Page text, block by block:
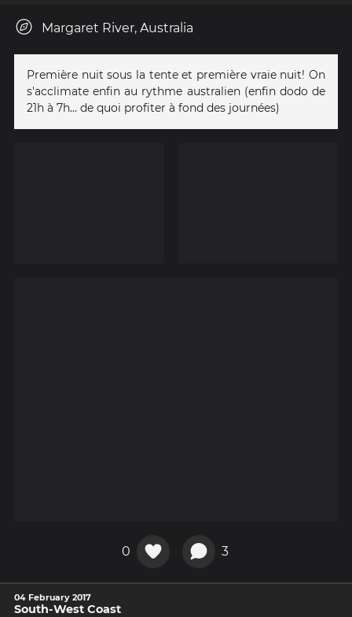
Margaret River, Australia
Première nuit sous la tente et première vraie nuit! On
s'acclimate enfin au rythme australien (enfin dodo de
21h à 7h... de quoi profiter à fond des journées)
0 3
04 February 2017
South-West Coast